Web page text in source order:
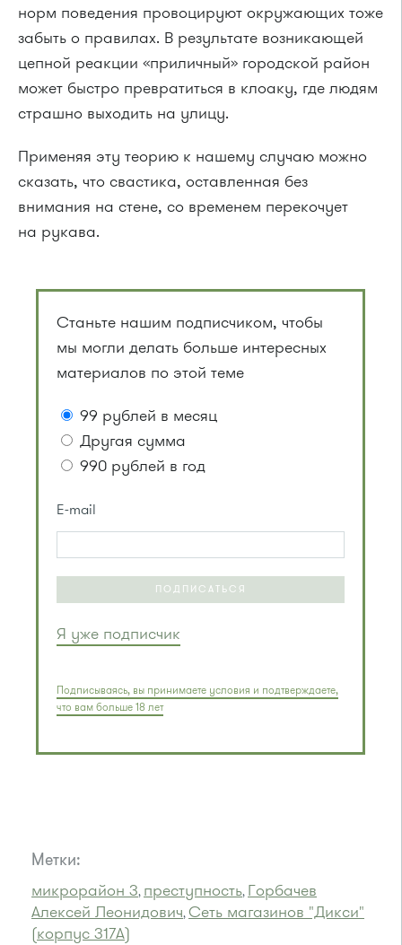
норм поведения провоцируют окружающих тоже
забыть о правилах. В результате возникающей
цепной реакции «приличный» городской район
может быстро превратиться в клоаку, где людям
страшно выходить на улицу.
Применяя эту теорию к нашему случаю можно
сказать, что свастика, оставленная без
внимания на стене, со временем перекочует
на рукава.
Станьте нашим подписчиком, чтобы
мы могли делать больше интересных
материалов по этой теме
99 рублей в месяц
Другая сумма
990 рублей в год
E-mail
ПОДПИСАТЬСЯ
Я уже подписчик
Подписываясь, вы принимаете условия и подтверждаете,
что вам больше 18 лет
Метки:
микрорайон 3, преступность, Горбачев
Алексей Леонидович,Сеть магазинов "Дикси"
(корпус 317А)